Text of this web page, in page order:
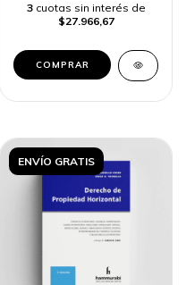
3 cuotas sin interés de
$27.966,67
COMPRAR
ENVÍO GRATIS